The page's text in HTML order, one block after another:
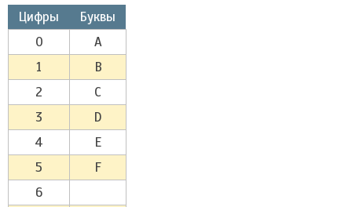
Цифры
Буквы
0
A
1
B
2
C
3
D
4
E
5
F
6